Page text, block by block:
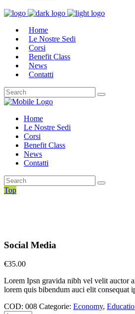
Home
Le Nostre Sedi
Corsi
Benefit Class
News
Contatti
Home
Le Nostre Sedi
Corsi
Benefit Class
News
Contatti
Top
Social Media
€35.00
Lorem Ipsn gravida nibh vel velit auctor
lorem quis bibendum auci elit consequat
COD: 008 Categorie: Economy,